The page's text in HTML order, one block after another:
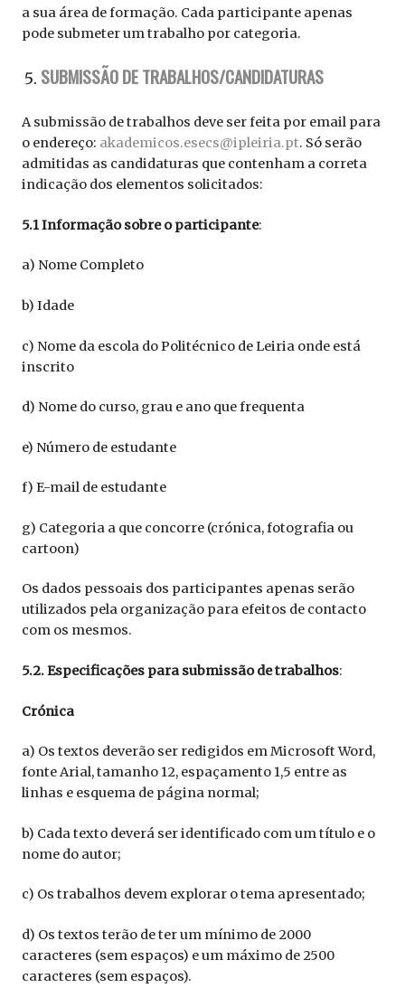
a sua área de formação. Cada participante apenas
pode submeter um trabalho por categoria.
SUBMISSÃO DE TRABALHOS/CANDIDATURAS
A submissão de trabalhos deve ser feita por email para
o endereço: akademicos.esecs@ipleiria.pt. Só serão
admitidas as candidaturas que contenham a correta
indicação dos elementos solicitados:
5.1 Informação sobre o participante:
a) Nome Completo
b) Idade
c) Nome da escola do Politécnico de Leiria onde está
inscrito
d) Nome do curso, grau e ano que frequenta
e) Número de estudante
f) E-mail de estudante
g) Categoria a que concorre (crónica, fotografia ou
cartoon)
Os dados pessoais dos participantes apenas serão
utilizados pela organização para efeitos de contacto
com os mesmos.
5.2. Especificações para submissão de trabalhos:
Crónica
a) Os textos deverão ser redigidos em Microsoft Word,
fonte Arial, tamanho 12, espaçamento 1,5 entre as
linhas e esquema de página normal;
b) Cada texto deverá ser identificado com um título e o
nome do autor;
c) Os trabalhos devem explorar o tema apresentado;
d) Os textos terão de ter um mínimo de 2000
caracteres (sem espaços) e um máximo de 2500
caracteres (sem espaços).